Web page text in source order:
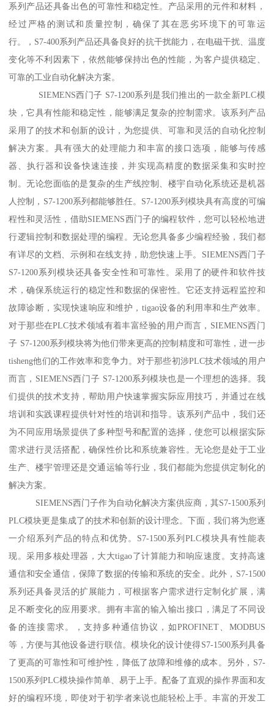
系列产品还具备出色的可靠性和稳定性。产品采用的元件和材料，
经过严格的测试和质量控制，确保了其在恶劣环境下的可靠运
行。，S7-400系列产品还具备良好的抗干扰能力，在电磁干扰、温度
变化等不利因素下，依然能够保持出色的性能，为客户提供稳定、
可靠的工业自动化解决方案。
SIEMENS西门子 S7-1200系列是我们推出的一款全新PLC模
块，它具有性能和稳定性，能够满足复杂的控制需求。该系列产品
采用了的技术和创新的设计，为您提供、可靠和灵活的自动化控制
解决方案。具有强大的处理能力和丰富的接口选项，能够与传感
器、执行器和设备快速连接，并实现高精度的数据采集和实时控
制。无论您面临的是复杂的生产线控制、楼宇自动化系统还是机器
人控制，S7-1200系列都能够胜任。S7-1200系列模块具有高度的可编
程性和灵活性，借助SIEMENS西门子的编程软件，您可以轻松地进
行逻辑控制和数据处理的编程。无论您具备多少编程经验，我们都
有详尽的文档、示例和在线支持，助您快速上手。SIEMENS西门子
S7-1200系列模块还具备安全性和可靠性。采用了的硬件和软件技
术，确保系统运行的稳定性和数据的保密性。它还支持远程监控和
故障诊断，实现快速响应和维护，tigao设备的利用率和生产效率。
对于那些在PLC技术领域有着丰富经验的用户而言，SIEMENS西门
子 S7-1200系列模块将为他们带来更高的控制精度和可靠性，进一步
tisheng他们的工作效率和竞争力。对于那些初涉PLC技术领域的用户
而言，SIEMENS西门子 S7-1200系列模块也是一个理想的选择。我
们提供的技术支持，帮助用户快速掌握实际应用技巧，并通过在线
培训和实践课程提供针对性的培训和指导。该系列产品中，我们还
为不同应用场景提供了多种型号和配置的选择，使您可以根据实际
需求进行灵活搭配，确保性价比和系统兼容性。无论您是处于工业
生产、楼宇管理还是交通运输等行业，我们都能为您提供定制化的
解决方案。
SIEMENS西门子作为自动化解决方案供应商，其S7-1500系列
PLC模块更是集成了的技术和创新的设计理念。下面，我们将为您逐
一介绍系列产品的特点和优势。S7-1500系列PLC模块具有性能表
现。采用多核处理器，大大tigao了计算能力和响应速度。支持高速
通信和安全通信，保障了数据的传输和系统的安全。此外，S7-1500
系列还具备灵活的扩展能力，可根据客户需求进行定制化扩展，满
足不断变化的应用要求。拥有丰富的输入输出接口，满足了不同设
备的连接需求。，支持多种通信协议，如PROFINET、MODBUS
等，方便与其他设备进行联信。模块化的设计使得S7-1500系列具备
了更高的可靠性和可维护性，降低了故障和维修的成本。另外，S7-
1500系列PLC模块操作简单、易于上手。配备了直观的操作界面和友
好的编程环境，即使对于初学者来说也能轻松上手。丰富的开发工